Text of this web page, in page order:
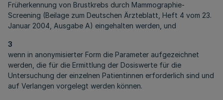
Früherkennung von Brustkrebs durch Mammographie-
Screening (Beilage zum Deutschen Ärzteblatt, Heft 4 vom 23.
Januar 2004, Ausgabe A) eingehalten werden, und
3
wenn in anonymisierter Form die Parameter aufgezeichnet
werden, die für die Ermittlung der Dosiswerte für die
Untersuchung der einzelnen Patientinnen erforderlich sind und
auf Verlangen vorgelegt werden können.